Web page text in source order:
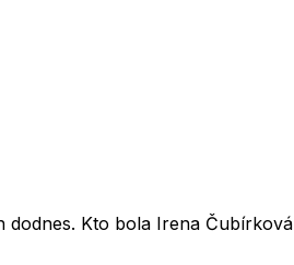
dodnes. Kto bola Irena Čubírková